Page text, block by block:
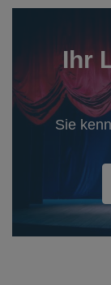
Ihr
Sie